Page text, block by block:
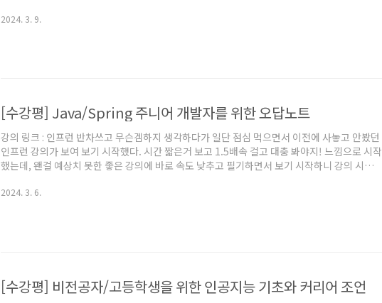
틀을 잡기에 좋은 강의였다. 얕더라도, 복잡하지 않게 딱 필요한 내용만 ppt에 적혀있고, 모두
2024. 3. 9.
[수강평] Java/Spring 주니어 개발자를 위한 오답노트
강의 링크 : 인프런 반차쓰고 무슨겜하지 생각하다가 일단 점심 먹으면서 이전에 사놓고 안봤던
인프런 강의가 보여 보기 시작했다. 시간 짧은거 보고 1.5배속 걸고 대충 봐야지! 느낌으로 시작
했는데, 왠걸 예상치 못한 좋은 강의에 바로 속도 낮추고 필기하면서 보기 시작하니 강의 시간
내 반차는 날아갔지만, 그럼에도 아까운 기분은 없다. 난이도는 개인적으로 섹션2 OOP 부분이
2024. 3. 6.
[수강평] 비전공자/고등학생을 위한 인공지능 기초와 커리어 조언